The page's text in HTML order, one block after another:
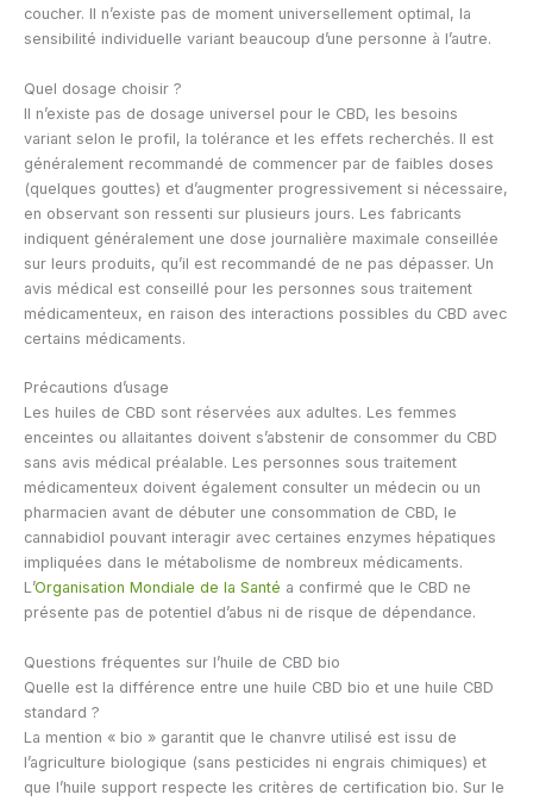
coucher. Il n’existe pas de moment universellement optimal, la
sensibilité individuelle variant beaucoup d’une personne à l’autre.
Quel dosage choisir ?
Il n’existe pas de dosage universel pour le CBD, les besoins
variant selon le profil, la tolérance et les effets recherchés. Il est
généralement recommandé de commencer par de faibles doses
(quelques gouttes) et d’augmenter progressivement si nécessaire,
en observant son ressenti sur plusieurs jours. Les fabricants
indiquent généralement une dose journalière maximale conseillée
sur leurs produits, qu’il est recommandé de ne pas dépasser. Un
avis médical est conseillé pour les personnes sous traitement
médicamenteux, en raison des interactions possibles du CBD avec
certains médicaments.
Précautions d’usage
Les huiles de CBD sont réservées aux adultes. Les femmes
enceintes ou allaitantes doivent s’abstenir de consommer du CBD
sans avis médical préalable. Les personnes sous traitement
médicamenteux doivent également consulter un médecin ou un
pharmacien avant de débuter une consommation de CBD, le
cannabidiol pouvant interagir avec certaines enzymes hépatiques
impliquées dans le métabolisme de nombreux médicaments.
L’Organisation Mondiale de la Santé a confirmé que le CBD ne
présente pas de potentiel d’abus ni de risque de dépendance.
Questions fréquentes sur l’huile de CBD bio
Quelle est la différence entre une huile CBD bio et une huile CBD
standard ?
La mention « bio » garantit que le chanvre utilisé est issu de
l’agriculture biologique (sans pesticides ni engrais chimiques) et
que l’huile support respecte les critères de certification bio. Sur le